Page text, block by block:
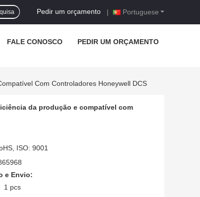
Portuguese
Pedir um orçamento |
FALE CONOSCO PEDIR UM ORÇAMENTO
Com Controladores Honeywell DCS
da produção e compatível com
ISO: 9001
e Envio:
1 pcs